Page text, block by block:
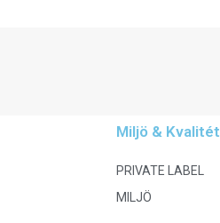
Miljö & Kvalitét
PRIVATE LABEL
MILJÖ